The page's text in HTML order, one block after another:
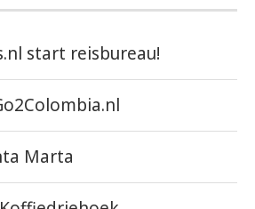
start reisbureau!
Marta